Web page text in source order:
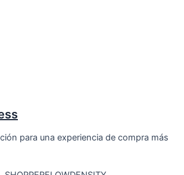
para una experiencia de compra más